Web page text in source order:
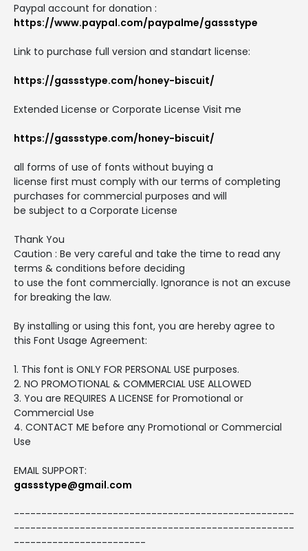
Paypal account for donation :
https://www.paypal.com/paypalme/gassstype
Link to purchase full version and standart license:
https://gassstype.com/honey-biscuit/
Extended License or Corporate License Visit me
https://gassstype.com/honey-biscuit/
all forms of use of fonts without buying a
license first must comply with our terms of completing
purchases for commercial purposes and will
be subject to a Corporate License
Thank You
Caution : Be very careful and take the time to read any
terms & conditions before deciding
to use the font commercially. Ignorance is not an excuse
for breaking the law.
By installing or using this font, you are hereby agree to
this Font Usage Agreement:
1. This font is ONLY FOR PERSONAL USE purposes.
2. NO PROMOTIONAL & COMMERCIAL USE ALLOWED
3. You are REQUIRES A LICENSE for Promotional or
Commercial Use
4. CONTACT ME before any Promotional or Commercial
Use
EMAIL SUPPORT:
gassstype@gmail.com
---------------------------------------------------
---------------------------------------------------
------------------------